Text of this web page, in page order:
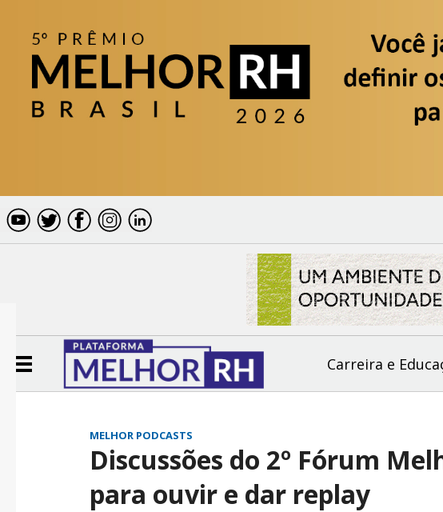
Carreira e
MELHOR PODCASTS
Discussões do 2º Fórum
para ouvir e dar replay